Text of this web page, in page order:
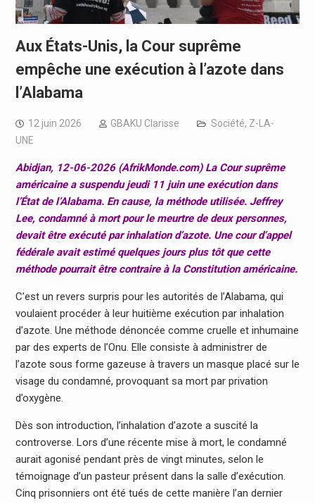
Aux États-Unis, la Cour suprême
empêche une exécution à l’azote dans
l’Alabama
12 juin 2026 GBAKU Clarisse Société, Z-LA-
UNE
Abidjan, 12-06-2026 (AfrikMonde.com) La Cour suprême
américaine a suspendu jeudi 11 juin une exécution dans
l’État de l’Alabama. En cause, la méthode utilisée. Jeffrey
Lee, condamné à mort pour le meurtre de deux personnes,
devait être exécuté par inhalation d’azote. Une cour d’appel
fédérale avait estimé quelques jours plus tôt que cette
méthode pourrait être contraire à la Constitution américaine.
C’est un revers surpris pour les autorités de l’Alabama, qui
voulaient procéder à leur huitième exécution par inhalation
d’azote. Une méthode dénoncée comme cruelle et inhumaine
par des experts de l’Onu. Elle consiste à administrer de
l’azote sous forme gazeuse à travers un masque placé sur le
visage du condamné, provoquant sa mort par privation
d’oxygène.
Dès son introduction, l’inhalation d’azote a suscité la
controverse. Lors d’une récente mise à mort, le condamné
aurait agonisé pendant près de vingt minutes, selon le
témoignage d’un pasteur présent dans la salle d’exécution.
Cinq prisonniers ont été tués de cette manière l’an dernier